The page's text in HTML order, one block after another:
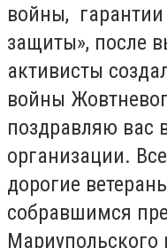
войны,
защиты», после
активисты
войны
поздравляю вас
организации.
дорогие
собравшимся
Мариупольского